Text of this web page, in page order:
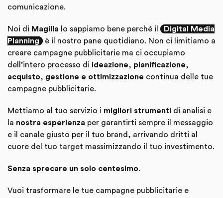
comunicazione.
Noi di Magilla lo sappiamo bene perché il
Digital Media
Planning
è il nostro pane quotidiano. Non ci limitiamo a
creare campagne pubblicitarie ma ci occupiamo
dell’intero processo di ideazione, pianificazione,
acquisto, gestione e ottimizzazione continua delle tue
campagne pubblicitarie.
Mettiamo al tuo servizio i migliori strumenti di analisi e
la nostra esperienza per garantirti sempre il messaggio
e il canale giusto per il tuo brand, arrivando dritti al
cuore del tuo target massimizzando il tuo investimento.
Senza sprecare un solo centesimo.
Vuoi trasformare le tue campagne pubblicitarie e